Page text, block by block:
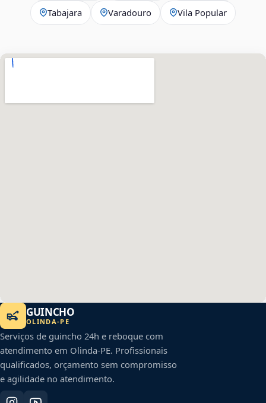
Tabajara Varadouro Vila Popular
GUINCHO
OLINDA-PE
Serviços de guincho 24h e reboque com
atendimento em Olinda-PE. Profissionais
qualificados, orçamento sem compromisso
e agilidade no atendimento.